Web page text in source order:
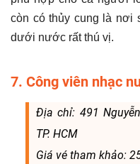
còn có thủy cung là nơi
dưới nước rất thú vị.
7. Công viên nhạc
Địa chỉ: 491
TP. HCM
Giá vé tham khảo: